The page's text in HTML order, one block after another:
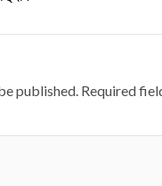
published. Required